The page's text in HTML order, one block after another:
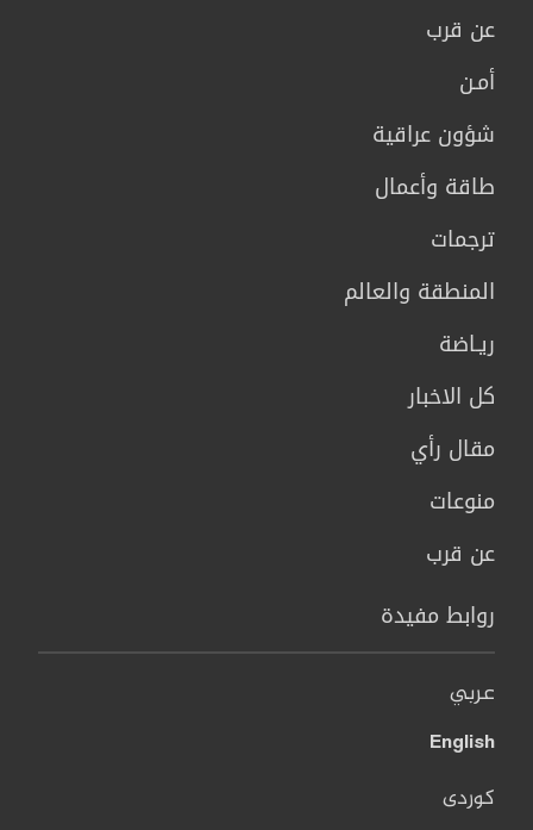
عن قرب
أمـن
شؤون عراقية
طاقة وأعمال
ترجمات
المنطقة والعالم
ريـاضة
كل الاخبار
مقال رأي
منوعات
عن قرب
روابط مفيدة
عربي
English
کوردی